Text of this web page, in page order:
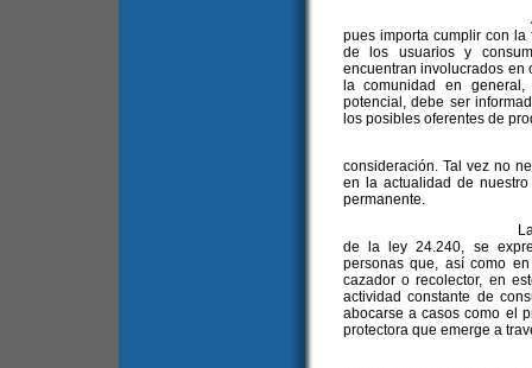
Además, tal
pues importa cumplir con
de los usuarios y
encuentran involucrados en
la comunidad en
potencial, debe ser
los posibles oferentes de
consideración. Tal vez no
en la actualidad de
permanente.
La finalidad, la
de la ley 24.240, se
personas que, así como
cazador o recolector, en
actividad constante de
abocarse a casos como el
protectora que emerge a